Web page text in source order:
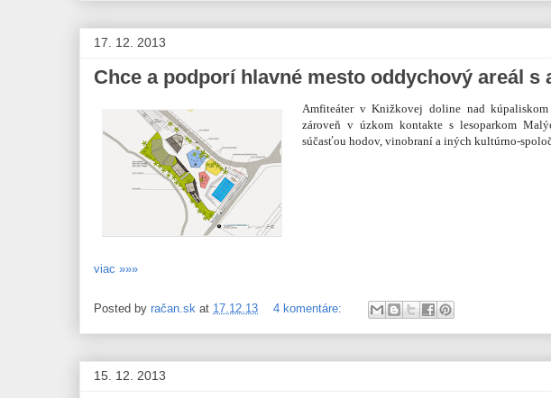
17. 12. 2013
Chce a podporí hlavné mesto oddychový areál s
Amfiteáter v Knižkovej doline nad
zároveň v úzkom kontakte s lesoparkom
súčasťou hodov, vinobraní a iných kultúrno-
viac »»»
Posted by račan.sk at 17.12.13 4 komentáre:
15. 12. 2013